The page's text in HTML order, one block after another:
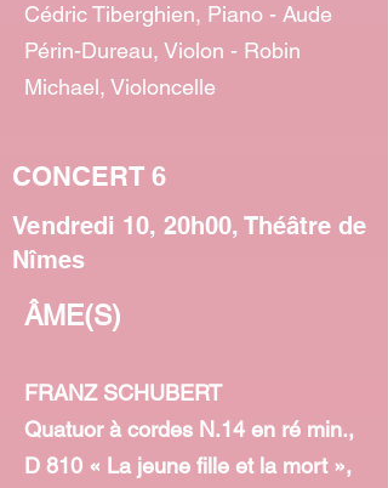
Cédric Tiberghien, Piano - Aude
Périn-Dureau, Violon - Robin
Michael, Violoncelle
CONCERT 6
Vendredi 10, 20h00, Théâtre de
Nîmes
ÂME(S)
FRANZ SCHUBERT
Quatuor à cordes N.14 en ré min.,
D 810 « La jeune fille et la mort »,